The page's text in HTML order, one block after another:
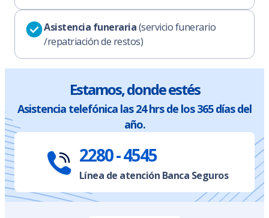
Asistencia funeraria(servicio funerario
/repatriación de restos)
Estamos, donde estés
Asistencia telefónica las 24 hrs de los 365 días del
año.
2280 - 4545
Línea de atención Banca Seguros